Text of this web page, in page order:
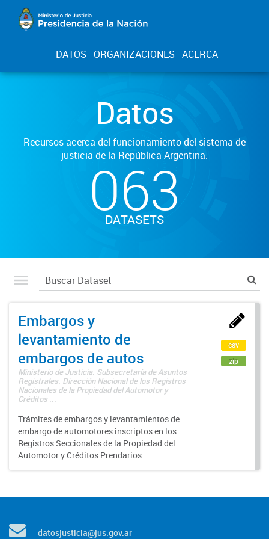
DATOS ORGANIZACIONES ACERCA
Datos
Recursos acerca del funcionamiento del sistema de
justicia de la República Argentina.
063
DATASETS
Embargos y
levantamiento de
embargos de autos
Ministerio de Justicia. Subsecretaría de Asuntos
Registrales. Dirección Nacional de los Registros
Nacionales de la Propiedad del Automotor y
Créditos ...
Trámites de embargos y levantamientos de
embargo de automotores inscriptos en los
Registros Seccionales de la Propiedad del
Automotor y Créditos Prendarios.
csv
zip
datosjusticia@jus.gov.ar